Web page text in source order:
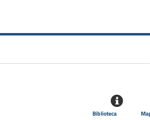
Biblioteca